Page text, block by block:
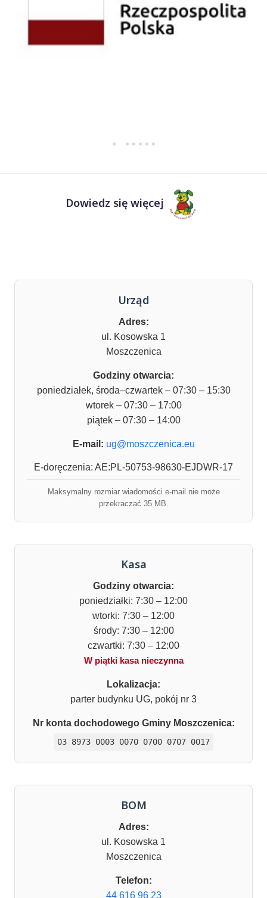
Dowiedz się więcej
Urząd
Adres:
ul. Kosowska 1
Moszczenica
Godziny otwarcia:
poniedziałek, środa–czwartek – 07:30 – 15:30
wtorek – 07:30 – 17:00
piątek – 07:30 – 14:00
E-mail: ug@moszczenica.eu
E-doręczenia: AE:PL-50753-98630-EJDWR-17
Maksymalny rozmiar wiadomości e-mail nie może
przekraczać 35 MB.
Kasa
Godziny otwarcia:
poniedziałki: 7:30 – 12:00
wtorki: 7:30 – 12:00
środy: 7:30 – 12:00
czwartki: 7:30 – 12:00
W piątki kasa nieczynna
Lokalizacja:
parter budynku UG, pokój nr 3
Nr konta dochodowego Gminy Moszczenica:
03 8973 0003 0070 0700 0707 0017
BOM
Adres:
ul. Kosowska 1
Moszczenica
Telefon:
44 616 96 23